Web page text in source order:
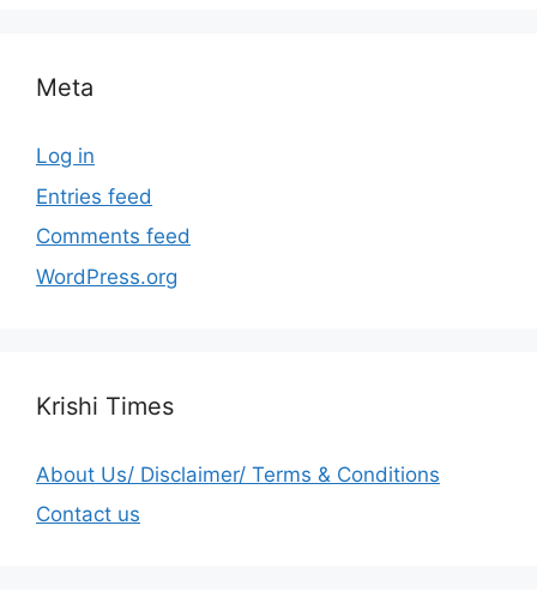
Meta
Log in
Entries feed
Comments feed
WordPress.org
Krishi Times
About Us/ Disclaimer/ Terms & Conditions
Contact us